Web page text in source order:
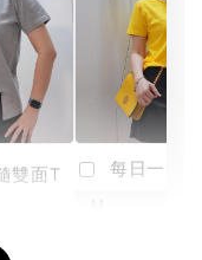
雙面T 每日一笑